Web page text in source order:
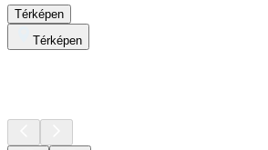
Térképen
Térképen